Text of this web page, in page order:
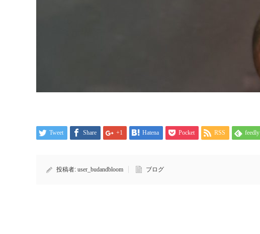
Tweet Share +1 Hatena Pocket RSS feedly
投稿者: user_budandbloom ブログ